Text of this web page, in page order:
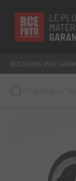
LE
OCCASIONS AVEC